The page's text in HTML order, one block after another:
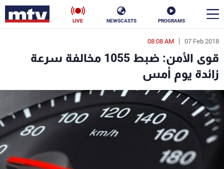
PROGRAMS
NEWSCASTS
LIVE
07 Feb 2018
08:08 AM
قوى الأمن: ضبط 1055 مخالفة سرعة
زائدة يوم أمس
en
الأخبار
سياسة ناس
إقتصاد فن
منوعات رياضة
كأس العالم